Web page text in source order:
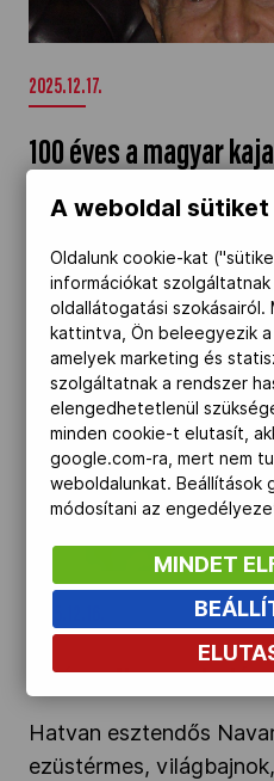
Füzesséry Gyula" />
2025.12.17.
100 éves a magyar
Füzesséry Gyula
December 17-én
Füzesséry Gyula,
Érdemérmes, a magyar
sikereinek egyik
történelmi sikert hozó
világbajnokságon és a
szereplő válogatott
kapitány.
60 éves Navarrete
60 éves Navarrete
Hatvan esztendős
ezüstérmes,
A weboldal sütiket
Oldalunk cookie-kat
információkat szolgáltatnak
oldallátogatási
kattintva, Ön beleegyezik
amelyek marketing és
szolgáltatnak a rendszer
elengedhetetlenül
minden cookie-t elutasít,
google.com-ra, mert nem
weboldalunkat. Beállítások
módosítani az
MINDET